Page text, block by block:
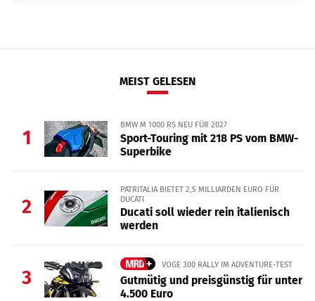
MEIST GELESEN
1
BMW M 1000 RS NEU FÜR 2027
Sport-Touring mit 218 PS vom BMW-
Superbike
2
PATRITALIA BIETET 2,5 MILLIARDEN EURO FÜR
DUCATI
Ducati soll wieder rein italienisch
werden
3
VOGE 300 RALLY IM ADVENTURE-TEST
Gutmütig und preisgünstig für unter
4.500 Euro